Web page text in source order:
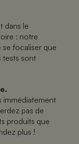
dans le
: notre
focaliser que
tests sont
immédiatement
pas de
produits que
plus !